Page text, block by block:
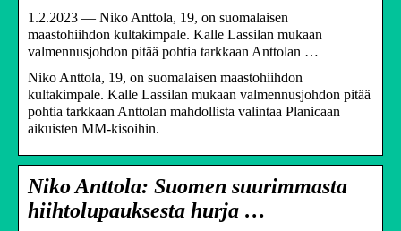
1.2.2023 — Niko Anttola, 19, on suomalaisen
maastohiihdon kultakimpale. Kalle Lassilan mukaan
valmennusjohdon pitää pohtia tarkkaan Anttolan …
Niko Anttola, 19, on suomalaisen maastohiihdon
kultakimpale. Kalle Lassilan mukaan valmennusjohdon pitää
pohtia tarkkaan Anttolan mahdollista valintaa Planicaan
aikuisten MM-kisoihin.
Niko Anttola: Suomen suurimmasta
hiihtolupauksesta hurja …